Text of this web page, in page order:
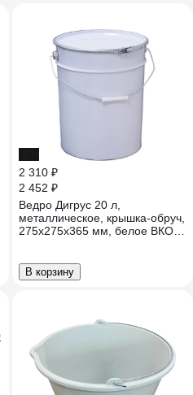
2 310 ₽
2 452 ₽
Ведро Дигрус 20 л,
металлическое, крышка-обруч,
275x275x365 мм, белое ВКО-
В корзину